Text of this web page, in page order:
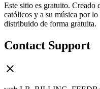
Este sitio es gratuito. Creado
católicos y a su música por
distribuido de forma gratuita.
Contact Support